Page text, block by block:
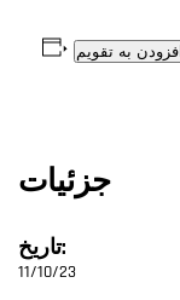
افزودن به تقویم
جزئیات
تاریخ:
11/10/23